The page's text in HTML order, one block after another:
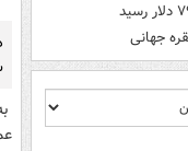
جهانی